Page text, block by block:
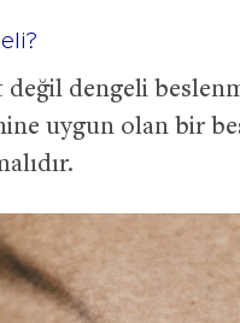
dengeli
uygun olan bir